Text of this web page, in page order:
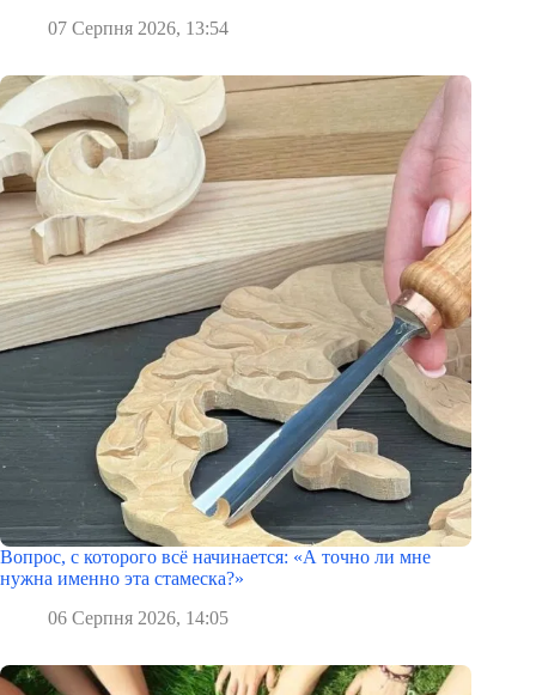
07 Серпня 2026, 13:54
Вопрос, с которого всё начинается: «А точно ли мне
нужна именно эта стамеска?»
06 Серпня 2026, 14:05